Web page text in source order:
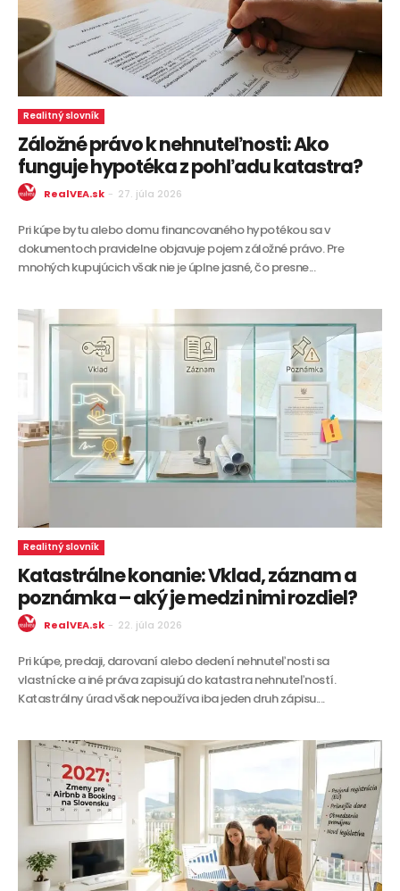
Realitný slovník
Záložné právo k nehnuteľnosti: Ako
funguje hypotéka z pohľadu katastra?
RealVEA.sk - 27. júla 2026
Pri kúpe bytu alebo domu financovaného hypotékou sa v
dokumentoch pravidelne objavuje pojem záložné právo. Pre
mnohých kupujúcich však nie je úplne jasné, čo presne...
Realitný slovník
Katastrálne konanie: Vklad, záznam a
poznámka – aký je medzi nimi rozdiel?
RealVEA.sk - 22. júla 2026
Pri kúpe, predaji, darovaní alebo dedení nehnuteľnosti sa
vlastnícke a iné práva zapisujú do katastra nehnuteľností.
Katastrálny úrad však nepoužíva iba jeden druh zápisu....